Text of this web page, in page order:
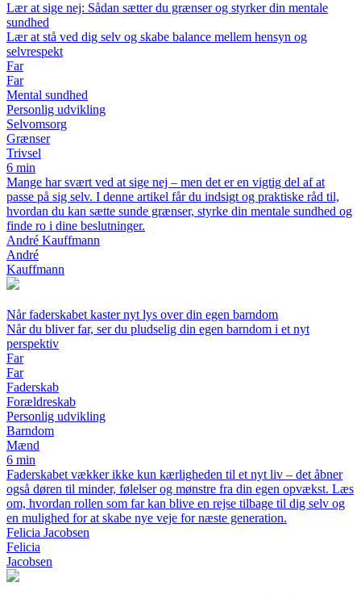
Lær at sige nej: Sådan sætter du grænser og styrker din mentale
sundhed
Lær at stå ved dig selv og skabe balance mellem hensyn og
selvrespekt
Far
Far
Mental sundhed
Personlig udvikling
Selvomsorg
Grænser
Trivsel
6 min
Mange har svært ved at sige nej – men det er en vigtig del af at
passe på sig selv. I denne artikel får du indsigt og praktiske råd til,
hvordan du kan sætte sunde grænser, styrke din mentale sundhed og
finde ro i dine beslutninger.
André Kauffmann
André
Kauffmann
Når faderskabet kaster nyt lys over din egen barndom
Når du bliver far, ser du pludselig din egen barndom i et nyt
perspektiv
Far
Far
Faderskab
Forældreskab
Personlig udvikling
Barndom
Mænd
6 min
Faderskabet vækker ikke kun kærligheden til et nyt liv – det åbner
også døren til minder, følelser og mønstre fra din egen opvækst. Læs
om, hvordan rollen som far kan blive en rejse tilbage til dig selv og
en mulighed for at skabe nye veje for næste generation.
Felicia Jacobsen
Felicia
Jacobsen